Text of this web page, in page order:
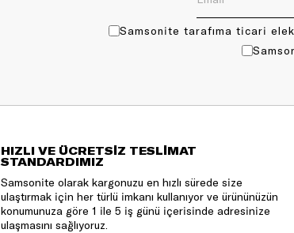
Samsonite tarafıma ticari
HIZLI VE ÜCRETSİZ TESLİMAT
STANDARDIMIZ
Samsonite olarak kargonuzu en hızlı sürede size
ulaştırmak için her türlü imkanı kullanıyor ve ürününüzün
konumunuza göre 1 ile 5 iş günü içerisinde adresinize
ulaşmasını sağlıyoruz.